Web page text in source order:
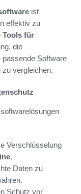
ist
effektiv zu
Tools für
die
Software
zu vergleichen.
Verschlüsselung
.
Daten zu
Schutz vor